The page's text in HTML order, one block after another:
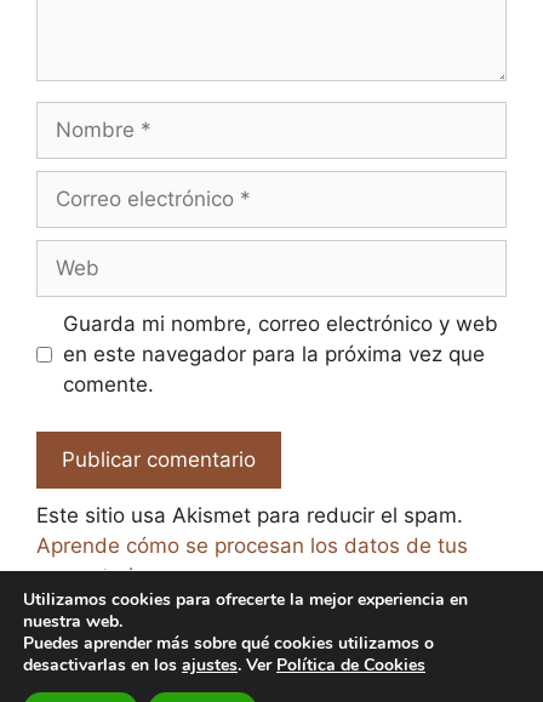
Nombre
Correo
Web
Guarda mi nombre, correo electrónico y web
en este navegador para la próxima vez que
comente.
Este sitio usa Akismet para reducir el spam.
Aprende cómo se procesan los datos de tus
comentarios.
© 2026 El Paraíso de la Cerveza -
Utilizamos cookies para ofrecerte la mejor experiencia en
nuestra web.
Puedes aprender más sobre qué cookies utilizamos o
desactivarlas en los ajustes. Ver Política de Cookies